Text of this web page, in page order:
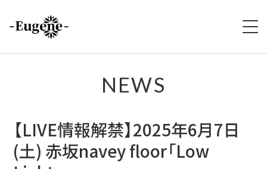
LIVE
VIDEO
NEWS
【LIVE情報解禁】2025年6月7日
(土) 赤坂navey floor「Low